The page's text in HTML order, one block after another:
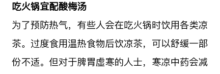
吃火锅宜配酸梅汤
为了预防热气，有些人会在吃火锅时饮用各类凉
茶。过度食用温热食物后饮凉茶，可以舒缓一部
份不适。但对于脾胃虚寒的人士，寒凉中药会减